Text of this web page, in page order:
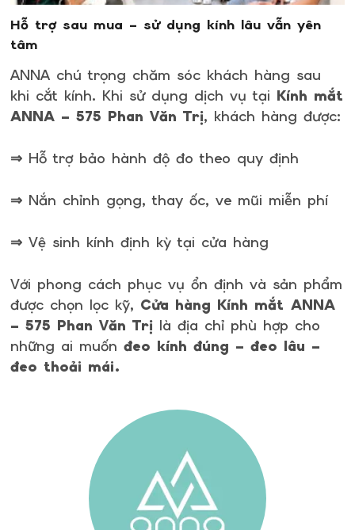
Hỗ trợ sau mua – sử dụng kính lâu vẫn yên
tâm
ANNA chú trọng chăm sóc khách hàng sau
khi cắt kính. Khi sử dụng dịch vụ tại Kính mắt
ANNA – 575 Phan Văn Trị, khách hàng được:
⇒ Hỗ trợ bảo hành độ đo theo quy định
⇒ Nắn chỉnh gọng, thay ốc, ve mũi miễn phí
⇒ Vệ sinh kính định kỳ tại cửa hàng
Với phong cách phục vụ ổn định và sản phẩm
được chọn lọc kỹ, Cửa hàng Kính mắt ANNA
– 575 Phan Văn Trị là địa chỉ phù hợp cho
những ai muốnđeo kính đúng – đeo lâu –
đeo thoải mái.